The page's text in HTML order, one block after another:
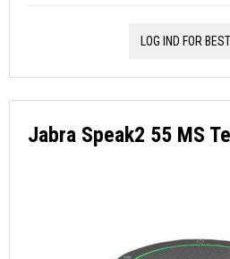
LOG IND FOR
Jabra Speak2 55 MS